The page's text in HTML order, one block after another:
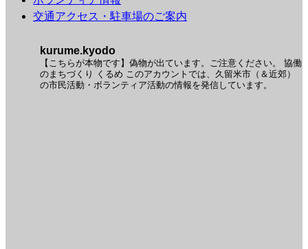
交通アクセス・駐車場のご案内
kurume.kyodo
【こちらが本物です】偽物が出ています。ご注意ください。
協働
のまちづくり くるめ このアカウントでは、久留米市（＆近郊）
の市民活動・ボランティア活動の情報を発信しています。